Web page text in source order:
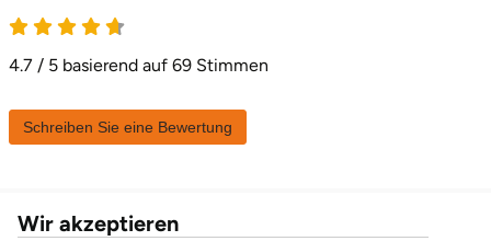
4.7 von 5
4.7 / 5 basierend auf 69 Stimmen
Schreiben Sie eine Bewertung
Wir akzeptieren
Koblenz